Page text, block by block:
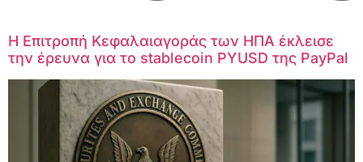
Η Επιτροπή Κεφαλαιαγοράς των ΗΠΑ έκλεισε
την έρευνα για το stablecoin PYUSD της PayPal